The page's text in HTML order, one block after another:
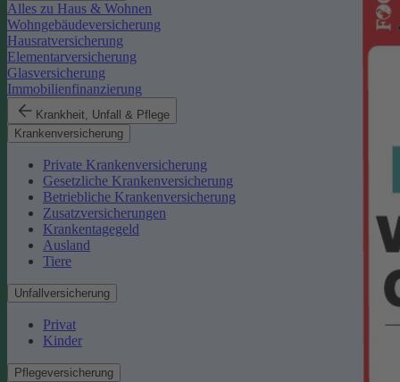
Alles zu Haus & Wohnen
Wohngebäudeversicherung
Hausratversicherung
Elementarversicherung
Glasversicherung
Immobilienfinanzierung
Krankheit, Unfall & Pflege
Krankenversicherung
Private Krankenversicherung
Gesetzliche Krankenversicherung
Betriebliche Krankenversicherung
Zusatzversicherungen
Krankentagegeld
Ausland
Tiere
Unfallversicherung
Privat
Kinder
Pflegeversicherung